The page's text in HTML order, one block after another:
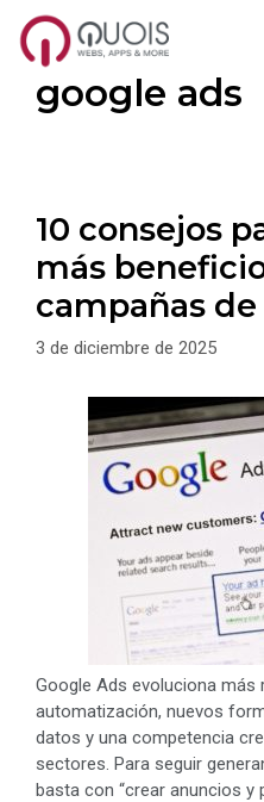
Saltargoogle ads
10 consejos
más
campañas
3 de diciembre de 2025
Google Ads evoluciona más
automatización, nuevos
datos y una competencia
sectores. Para seguir
basta con “crear anuncios y